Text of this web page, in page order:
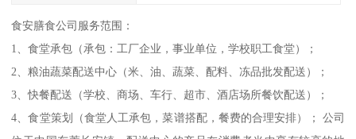
食安膳食公司服务范围：
1、食堂承包（承包：工厂企业，事业单位，学校职工食堂）；
2、粮油蔬菜配送中心（米、油、蔬菜、配料、冻品批发配送）；
3、快餐配送（学校、商场、车行、超市、酒店场所餐饮配送）；
4、食堂策划（食堂人工承包，菜谱搭配，餐费的合理安排）； 公司